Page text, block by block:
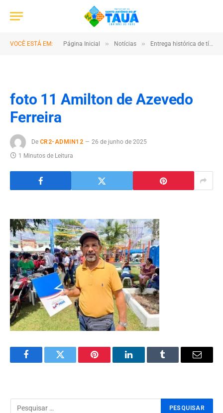
VOCÊ ESTÁ EM: Página Inicial » Notícias » Entrega histórica de títulos de terra beneficia quase 600 produtores rurais em Santo Antônio do Tauá
foto 11 Amilton de Azevedo
Ferreira
De CR2-ADMIN12
26 de junho de 2025
1 Minutos de Leitura
FacebookTwitter Pinterest LinkedInTumblr Email